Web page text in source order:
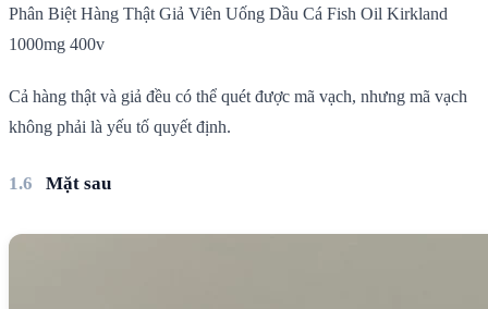
Phân Biệt Hàng Thật Giả Viên Uống Dầu Cá Fish Oil Kirkland
1000mg 400v
Cả hàng thật và giả đều có thể quét được mã vạch, nhưng mã vạch
không phải là yếu tố quyết định.
Mặt sau